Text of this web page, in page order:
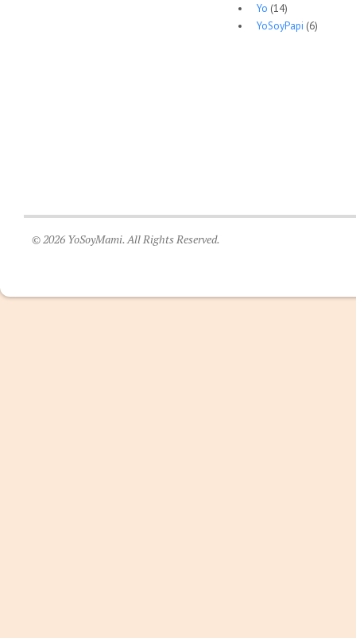
Yo (14)
YoSoyPapi (6)
© 2026 YoSoyMami. All Rights Reserved.